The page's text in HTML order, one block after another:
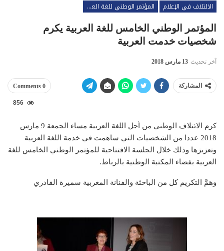
الائتلاف في الإعلام
المؤتمر الوطني للغة العربية
المؤتمر الوطني الخامس للغة العربية يكرم
شخصيات خدمت العربية
آخر تحديث 13 مارس 2018
المشاركة 0 Comments
856
كرم الائتلاف الوطني من أجل اللغة العربية مساء الجمعة 9 مارس
2018 عددا من الشخصيات التي ساهمت في خدمة اللغة العربية
وتعزيزها وذلك خلال الجلسة الافتتاحية للمؤتمر الوطني الخامس للغة
العربية بفضاء المكتبة الوطنية بالرباط.
وهمَّ التكريم كل من الباحثة والفنانة المغربية سميرة القادري